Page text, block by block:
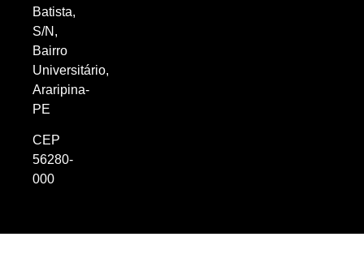
Batista,
S/N,
Bairro
Universitário,
Araripina-
PE
CEP
56280-
000